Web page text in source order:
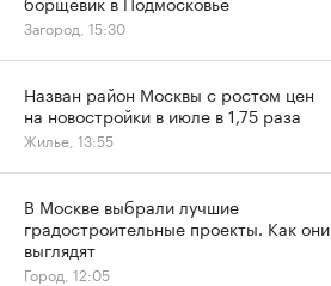
Загород, 15:30
Назван район Москвы с ростом цен
на новостройки в июле в 1,75 раза
Жилье, 13:55
В Москве выбрали лучшие
градостроительные проекты. Как они
выглядят
Город, 12:05